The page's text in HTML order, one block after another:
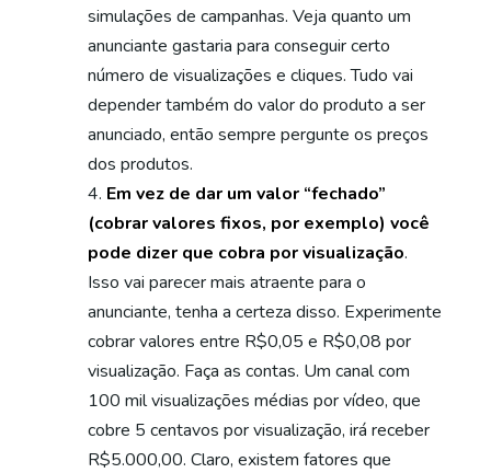
simulações de campanhas. Veja quanto um
anunciante gastaria para conseguir certo
número de visualizações e cliques. Tudo vai
depender também do valor do produto a ser
anunciado, então sempre pergunte os preços
dos produtos.
Em vez de dar um valor “fechado”
(cobrar valores fixos, por exemplo) você
pode dizer que cobra por visualização.
Isso vai parecer mais atraente para o
anunciante, tenha a certeza disso. Experimente
cobrar valores entre R$0,05 e R$0,08 por
visualização. Faça as contas. Um canal com
100 mil visualizações médias por vídeo, que
cobre 5 centavos por visualização, irá receber
R$5.000,00. Claro, existem fatores que